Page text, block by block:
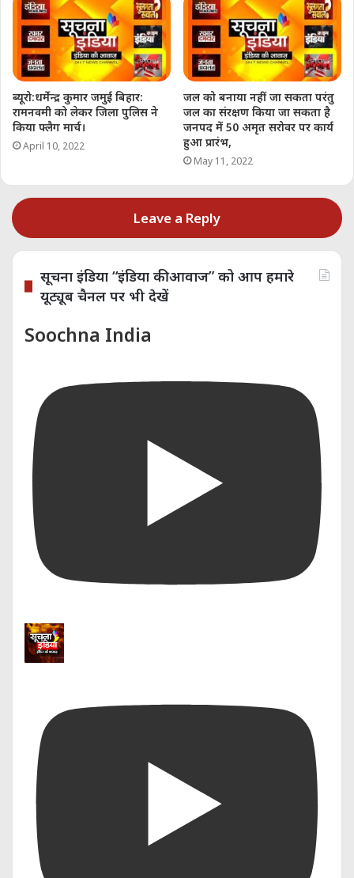
Related
अंत्योदय कार्ड धारकों एवं पात्र
गृहस्थी कार्ड धारकों को निशुल्क
वितरित किया गया राशन
असम के मुख्यमंत्री Himanta
Biswa Sarma ने की ओरुनोदोई
3.0 और राष्ट्रीय खाद्य सुरक्षा
अधिनियम पर चर्चा
In "राजनीति"
आयुष्मान भारत गोल्डेन कार्ड क्या
ऑनलाइन डाउनलोड जानकारी |
October 5, 2024
In "आवश्यक सूचना"
ब्यूरो:धर्मेन्द्र कुमार जमुई बिहार:
रामनवमी को लेकर जिला पुलिस ने
किया फ्लैग मार्च।
April 10, 2022
जल को बनाया नहीं जा सकता परंतु
जल का संरक्षण किया जा सकता है
जनपद में 50 अमृत सरोवर पर कार्य
हुआ प्रारंभ,
May 11, 2022
Leave a Reply
सूचना इंडिया “इंडिया की आवाज” को आप हमारे
यूट्यूब चैनल पर भी देखें
Soochna India